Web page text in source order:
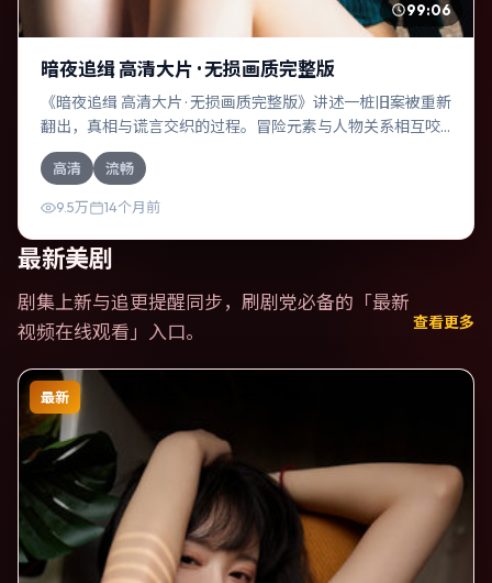
99:06
暗夜追缉 高清大片 · 无损画质完整版
《暗夜追缉 高清大片 · 无损画质完整版》讲述一桩旧案被重新
翻出，真相与谎言交织的过程。冒险元素与人物关系相互咬
合，奥斯卡·伊萨克、刘亚仁的对手戏尤为出彩。导演丹尼·博
伊尔善于在长镜头中积蓄张力，本片亦在加拿大实地取景，
增强真实质感。
高清 流畅
9.5万 14个月前
最新美剧
剧集上新与追更提醒同步，刷剧党必备的「最新
视频在线观看 」入口。 查看更多
最新